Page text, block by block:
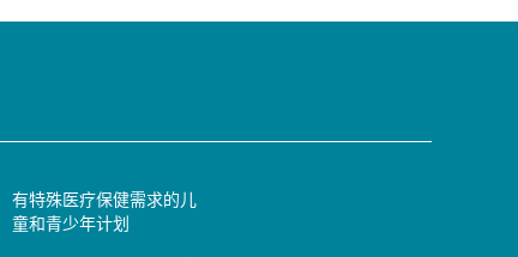
有特殊医疗保健需求的儿
童和青少年计划